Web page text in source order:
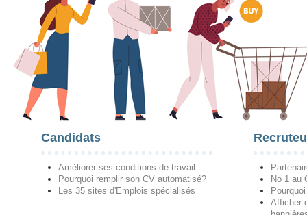
Candidats
Améliorer ses conditions de travail
Pourquoi remplir son CV automatisé?
Les 35 sites d'Emplois spécialisés
No 1 au
Afficher